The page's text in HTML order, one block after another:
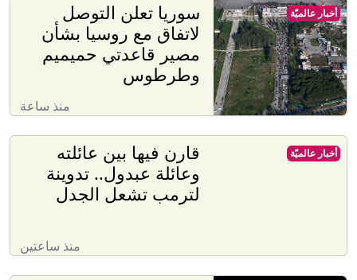
سوريا تعلن التوصل
لاتفاق مع روسيا بشأن
مصير قاعدتي حميميم
وطرطوس
منذ ساعة
أخبار عالميّة
قارن فيها بين عائلته
وعائلة عبدول.. تدوينة
لترمب تشعل الجدل
منذ ساعتين
أخبار عالميّة